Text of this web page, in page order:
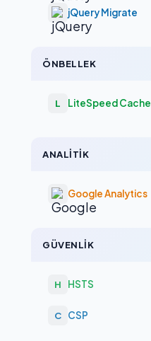
jQuery Migrate
ÖNBELLEK
L LiteSpeed Cache
ANALITIK
Google Analytics
GÜVENLIK
H HSTS
C CSP